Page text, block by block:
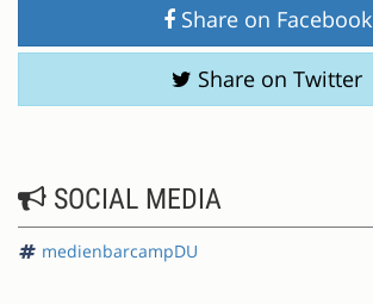
Share on Facebook
Share on Twitter
SOCIAL MEDIA
medienbarcampDU